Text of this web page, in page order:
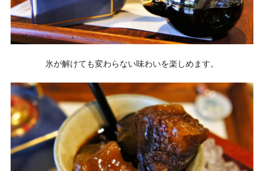
氷が解けても変わらない味わいを楽しめます。